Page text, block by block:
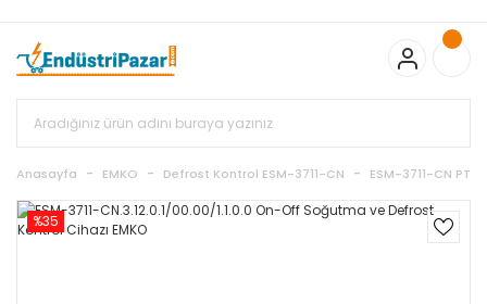
Bayonet J Tip Termokupul Ürünlerinde 50 Adet Alımlarda
Sepette Ekstra %5 İskonto...
50.000,00TL ve Üzeri EMKO Ürünleri
Alışverişlerinizde Sepette %5 EK İNDİRİM...
%15 İskonto... 50.000,00TL ve Üzeri GEMO Ürünleri
Alışverişlerinizde Sepette %3 EK İNDİRİM...
Standart Bayonet J Tip Termokupul Ürünlerinde 100 Adet
Anasayfa EMKO Defrost Kontrol ESM-3711-CN ESM-3711-CN PTC
%35